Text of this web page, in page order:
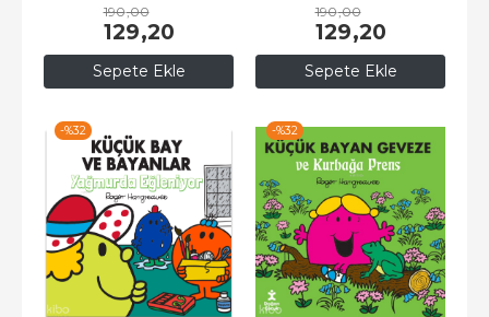
Sepete Ekle
190,00
129,20
Sepete Ekle
190,00
129,20
-%32 -%32